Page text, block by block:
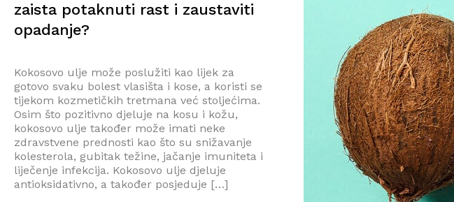
zaista potaknuti rast i zaustaviti
opadanje?
Kokosovo ulje može poslužiti kao lijek za
gotovo svaku bolest vlasišta i kose, a koristi se
tijekom kozmetičkih tretmana već stoljećima.
Osim što pozitivno djeluje na kosu i kožu,
kokosovo ulje također može imati neke
zdravstvene prednosti kao što su snižavanje
kolesterola, gubitak težine, jačanje imuniteta i
liječenje infekcija. Kokosovo ulje djeluje
antioksidativno, a također posjeduje […]